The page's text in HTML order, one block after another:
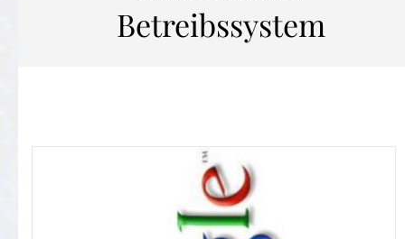
Betreibssystem